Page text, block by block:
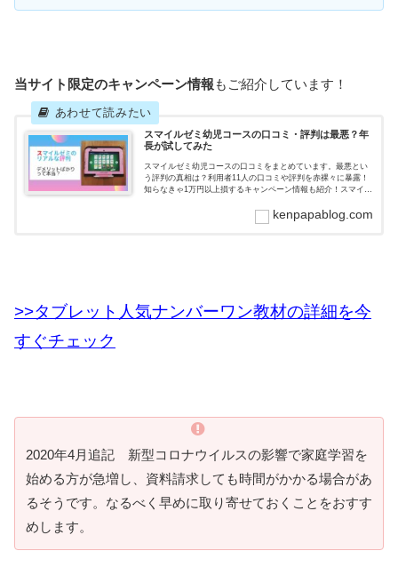
当サイト限定のキャンペーン情報 もご紹介しています！
スマイルゼミ幼児コースの口コミ・評判は最悪？年
長が試してみた
スマイルゼミ幼児コースの口コミをまとめています。最悪とい
う評判の真相は？利用者11人の口コミや評判を赤裸々に暴露！
知らなきゃ1万円以上損するキャンペーン情報も紹介！スマイル
kenpapablog.com
>>タブレット人気ナンバーワン教材の詳細を今
すぐチェック
2020年4月追記 新型コロナウイルスの影響で家庭学習を
始める方が急増し、資料請求しても時間がかかる場合があ
るそうです。なるべく早めに取り寄せておくことをおすす
めします。